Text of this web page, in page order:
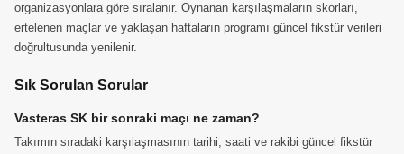
organizasyonlara göre sıralanır. Oynanan karşılaşmaların skorları,
ertelenen maçlar ve yaklaşan haftaların programı güncel fikstür verileri
doğrultusunda yenilenir.
Sık Sorulan Sorular
Vasteras SK bir sonraki maçı ne zaman?
Takımın sıradaki karşılaşmasının tarihi, saati ve rakibi güncel fikstür